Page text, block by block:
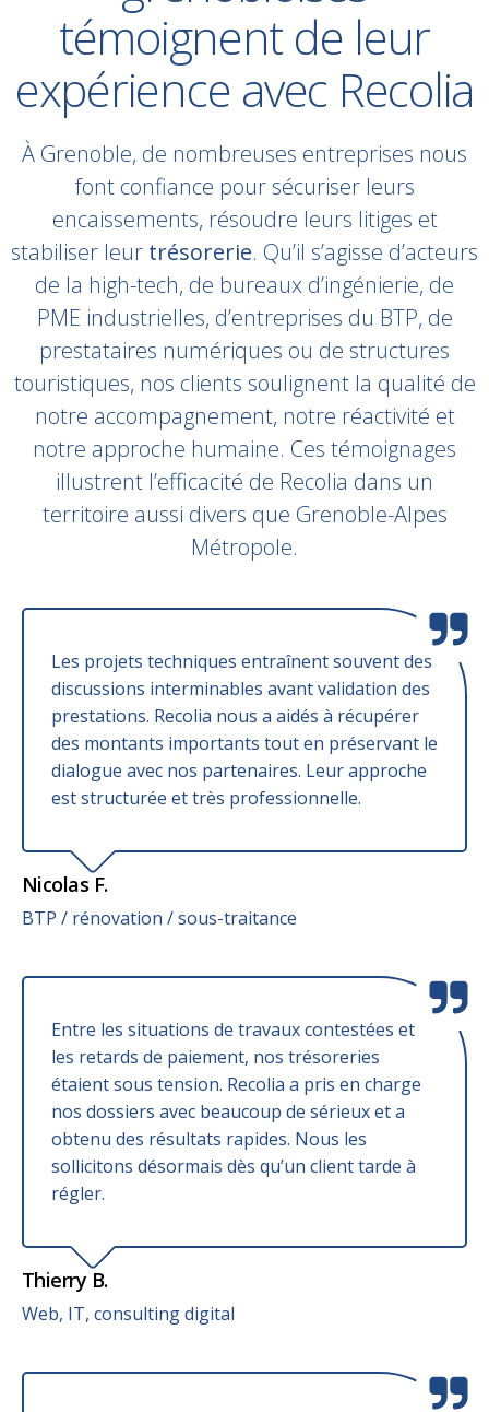
témoignent de leur
expérience avec Recolia
À Grenoble, de nombreuses entreprises nous
font confiance pour sécuriser leurs
encaissements, résoudre leurs litiges et
stabiliser leur trésorerie. Qu’il s’agisse d’acteurs
de la high-tech, de bureaux d’ingénierie, de
PME industrielles, d’entreprises du BTP, de
prestataires numériques ou de structures
touristiques, nos clients soulignent la qualité de
notre accompagnement, notre réactivité et
notre approche humaine. Ces témoignages
illustrent l’efficacité de Recolia dans un
territoire aussi divers que Grenoble-Alpes
Métropole.
Les projets techniques entraînent souvent des
discussions interminables avant validation des
prestations. Recolia nous a aidés à récupérer
des montants importants tout en préservant le
dialogue avec nos partenaires. Leur approche
est structurée et très professionnelle.
Nicolas F.
BTP / rénovation / sous-traitance
Entre les situations de travaux contestées et
les retards de paiement, nos trésoreries
étaient sous tension. Recolia a pris en charge
nos dossiers avec beaucoup de sérieux et a
obtenu des résultats rapides. Nous les
sollicitons désormais dès qu’un client tarde à
régler.
Thierry B.
Web, IT, consulting digital